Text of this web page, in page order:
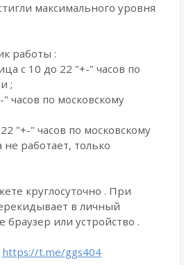
максимального уровня
работы :
с 10 до 22 "+-" часов по
;
часов по московскому
"+-" часов по московскому
работает, только
круглосуточно . При
в личный
браузер или устройство .
https://t.me/ggs404